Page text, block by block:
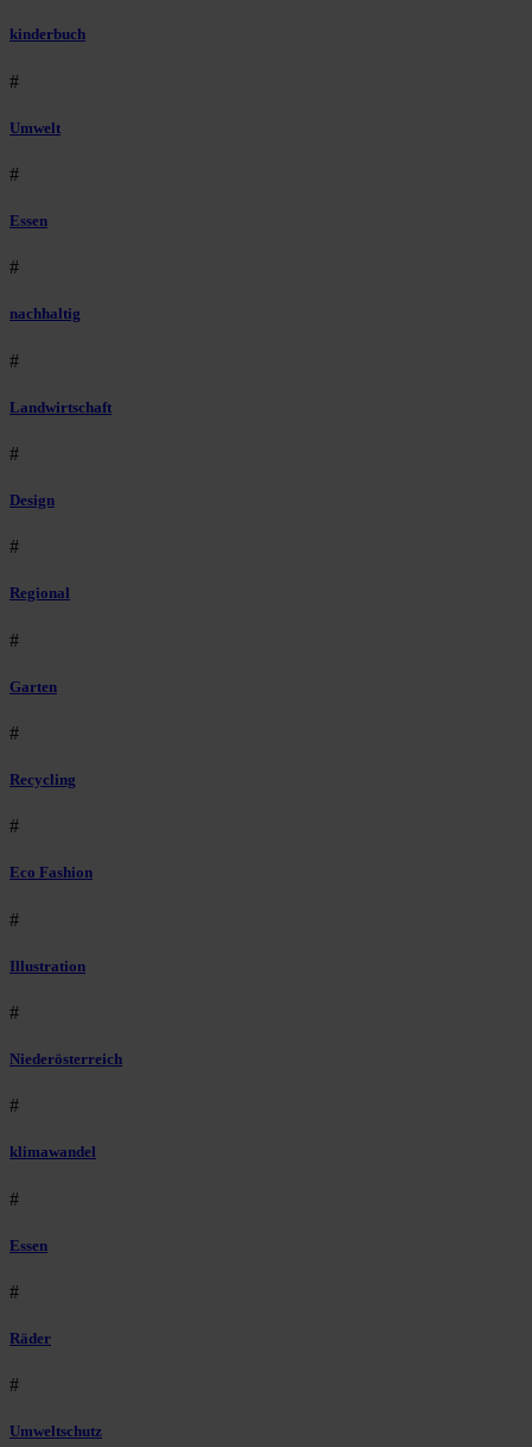
kinderbuch
#
Umwelt
#
Essen
#
nachhaltig
#
Landwirtschaft
#
Design
#
Regional
#
Garten
#
Recycling
#
Eco Fashion
#
Illustration
#
Niederösterreich
#
klimawandel
#
Essen
#
Räder
#
Umweltschutz